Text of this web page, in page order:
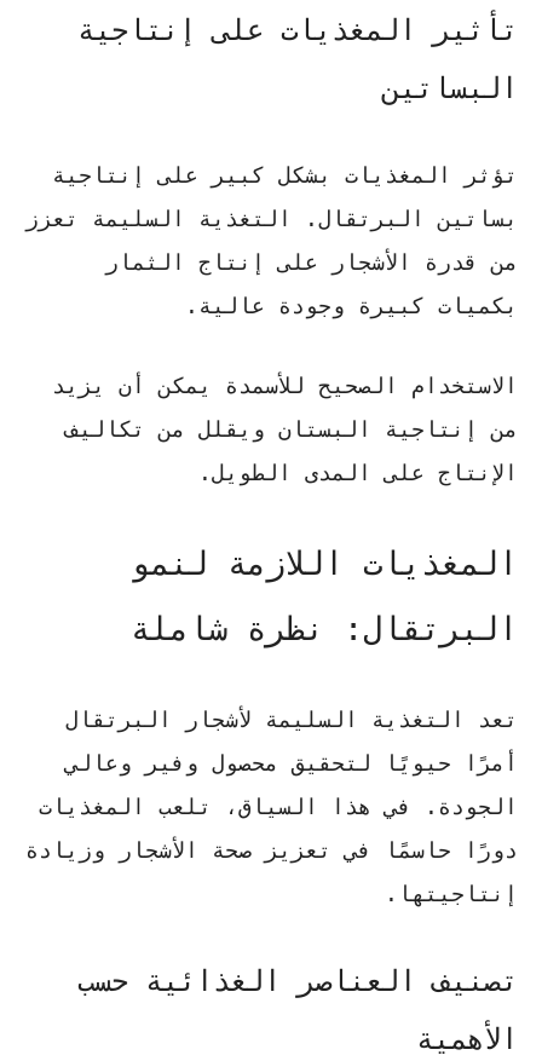
تأثير المغذيات على إنتاجية
البساتين
تؤثر المغذيات بشكل كبير على إنتاجية
بساتين البرتقال. التغذية السليمة تعزز
من قدرة الأشجار على إنتاج الثمار
بكميات كبيرة وجودة عالية.
الاستخدام الصحيح للأسمدة يمكن أن يزيد
من إنتاجية البستان ويقلل من تكاليف
الإنتاج على المدى الطويل.
المغذيات اللازمة لنمو
البرتقال: نظرة شاملة
تعد التغذية السليمة لأشجار البرتقال
أمرًا حيويًا لتحقيق محصول وفير وعالي
الجودة. في هذا السياق، تلعب المغذيات
دورًا حاسمًا في تعزيز صحة الأشجار وزيادة
إنتاجيتها.
تصنيف العناصر الغذائية حسب
الأهمية